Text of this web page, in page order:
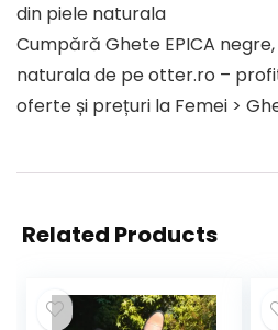
din piele naturala
Cumpără Ghete EPICA
naturala de pe otter.ro –
oferte și prețuri la Femei >
Related Products